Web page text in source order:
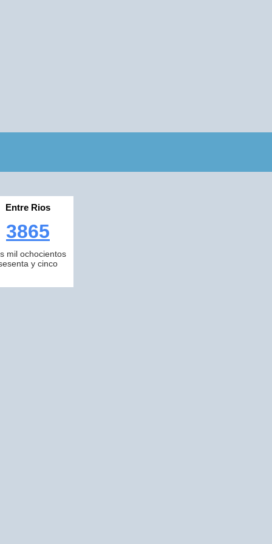
Entre Rios
3865
mil ochocientos
y cinco